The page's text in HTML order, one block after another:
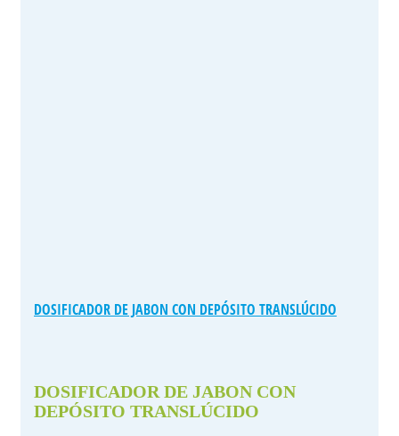
DOSIFICADOR DE JABON CON DEPÓSITO TRANSLÚCIDO
DOSIFICADOR DE JABON CON
DEPÓSITO TRANSLÚCIDO